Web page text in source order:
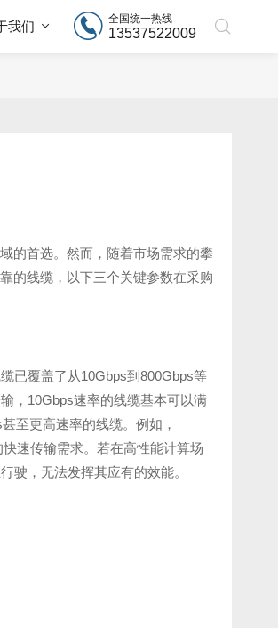
我们
全国统一热线
13537522009
的首选。然而，随着市场需求的攀
的线缆，以下三个关键参数在采购
已覆盖了从10Gbps到800Gbps等
，10Gbps速率的线缆基本可以满
至更高速率的线缆。例如，
速传输需求。若在高性能计算场
驶，无法发挥其应有的效能。